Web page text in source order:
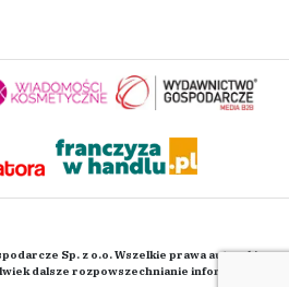
Sp. z o.o. Wszelkie prawa autorskie
dalsze rozpowszechnianie informacji i